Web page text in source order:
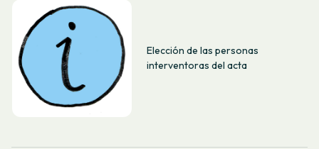
Elección de las personas
interventoras del acta